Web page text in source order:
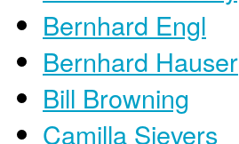
Bernhard Engl
Bernhard Hauser
Bill Browning
Camilla Sievers